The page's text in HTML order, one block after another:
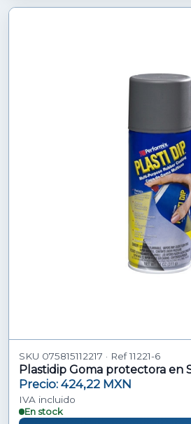
SKU 075815112217 · Ref 11221-6
Plastidip Goma protectora en
Precio: 424,22 MXN
IVA incluido
En stock